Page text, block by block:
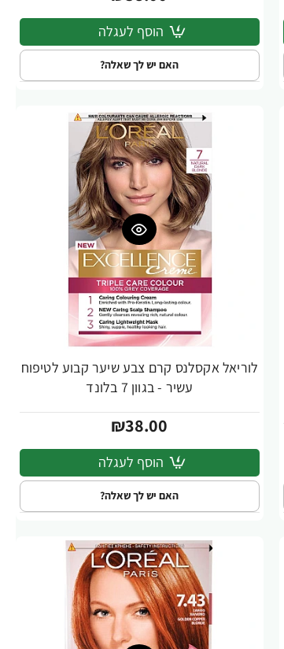
הוסף לעגלה
האם יש לך שאלה?
לוריאל אקסלנס קרם צבע שיער קבוע לטיפוח
עשיר - בגוון 7 בלונד
₪38.00
הוסף לעגלה
האם יש לך שאלה?